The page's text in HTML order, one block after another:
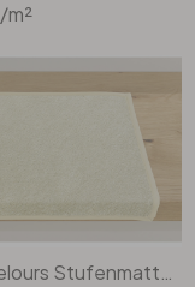
/m²
Emily Velours Stufenmatte Rechteckig Wunschmass in Alpaca